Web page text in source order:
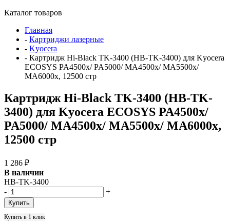
Каталог товаров
Главная
- Картриджи лазерные
- Kyocera
- Картридж Hi-Black TK-3400 (HB-TK-3400) для Kyocera
ECOSYS PA4500x/ PA5000/ MA4500x/ MA5500x/
MA6000x, 12500 стр
Картридж Hi-Black TK-3400 (HB-TK-
3400) для Kyocera ECOSYS PA4500x/
PA5000/ MA4500x/ MA5500x/ MA6000x,
12500 стр
1 286 ₽
В наличии
HB-TK-3400
-
+
Купить в 1 клик